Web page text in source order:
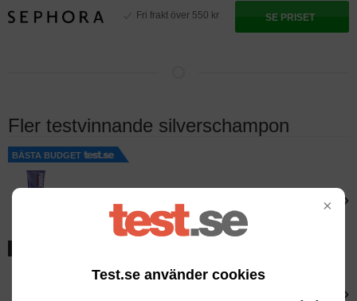
×
Test.se använder cookies
Fri frakt över 550 kr SE PRISET
Fler testvinnande silverschampon
BÄSTA BUDGET
Fudge
Fudge Clean Blonde Violet Toning Shampoo ›
›